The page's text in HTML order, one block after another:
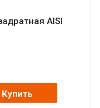
AISI
Купить